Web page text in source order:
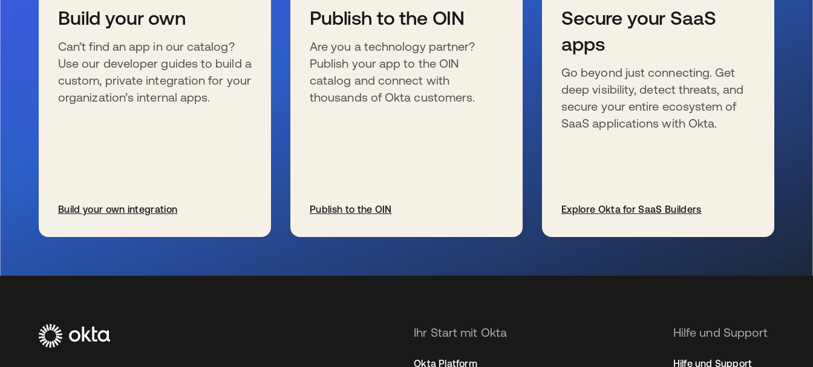
Build your own
Can’t find an app in our catalog?
Use our developer guides to build a
custom, private integration for your
organization’s internal apps.
Build your own integration
Publish to the OIN
Are you a technology partner?
Publish your app to the OIN
catalog and connect with
thousands of Okta customers.
Publish to the OIN
Secure your SaaS
apps
Go beyond just connecting. Get
deep visibility, detect threats, and
secure your entire ecosystem of
SaaS applications with Okta.
Explore Okta for SaaS Builders
Ihr Start mit Okta
Okta Platform
Hilfe und Support
Hilfe und Support